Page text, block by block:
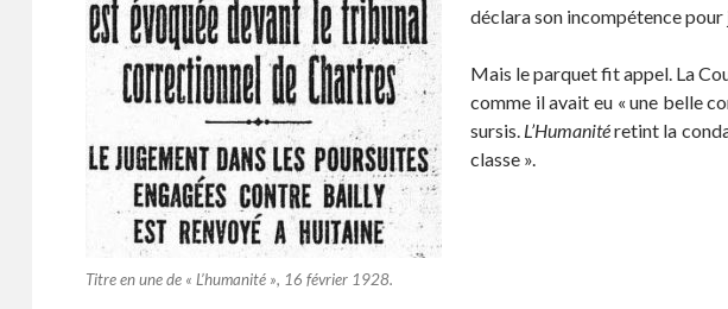
Titre en une de « L’humanité », 16 février 1928.
déclara son incompétence
Mais le parquet fit appel. La
comme il avait eu « une belle
sursis. L’Humanitéretint la
classe ».